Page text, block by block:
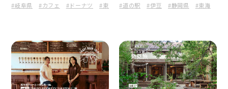
ナツ屋さん
#岐阜県 #カフェ #ドーナツ #東海 #道の駅 #伊豆 #静岡県 #東海